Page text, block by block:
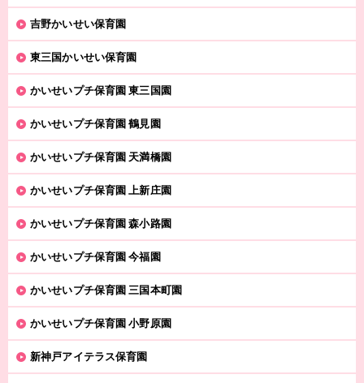
吉野かいせい保育園
東三国かいせい保育園
かいせいプチ保育園 東三国園
かいせいプチ保育園 鶴見園
かいせいプチ保育園 天満橋園
かいせいプチ保育園 上新庄園
かいせいプチ保育園 森小路園
かいせいプチ保育園 今福園
かいせいプチ保育園 三国本町園
かいせいプチ保育園 小野原園
新神戸アイテラス保育園